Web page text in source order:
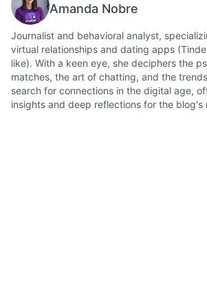
Amanda Nobre
Journalist and behavioral analyst,
virtual relationships and dating apps
like). With a keen eye, she deciphers the
matches, the art of chatting, and the
search for connections in the digital age,
insights and deep reflections for the blog's